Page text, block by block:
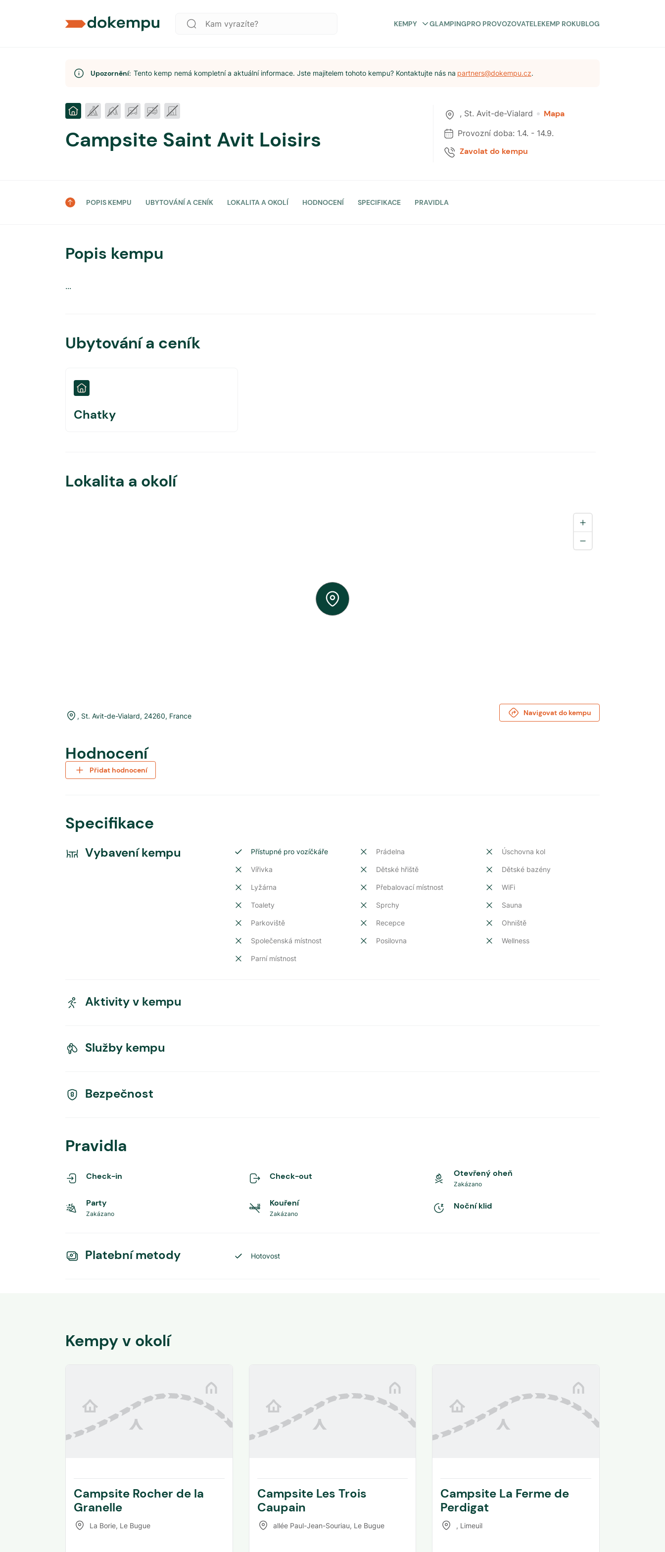
KEMPY GLAMPINGPRO PROVOZOVATELEKEMP ROKUBLOG
Upozornění: Tento kemp nemá kompletní a aktuální informace. Jste majitelem tohoto kempu? Kontaktujte nás na partners@dokempu.cz.
Campsite Saint Avit Loisirs
, St. Avit-de-Vialard Mapa
Provozní doba: 1.4. - 14.9.
Zavolat do kempu
POPIS KEMPU UBYTOVÁNÍ A CENÍK LOKALITA A OKOLÍ HODNOCENÍ SPECIFIKACE PRAVIDLA
Popis kempu
...
Ubytování a ceník
Chatky
Lokalita a okolí
, St. Avit-de-Vialard, 24260, France Navigovat do kempu
Hodnocení
Přidat hodnocení
Specifikace
Vybavení kempu Přístupné pro vozíčkáře Prádelna Úschovna kol
Vířivka Dětské hřiště Dětské bazény
Lyžárna Přebalovací místnost WiFi
Toalety Sprchy Sauna
Parkoviště Recepce Ohniště
Společenská místnost Posilovna Wellness
Parní místnost
Aktivity v kempu
Služby kempu
Bezpečnost
Pravidla
Check-in Check-out Otevřený oheň
Zakázano
Party
Zakázano
Kouření
Zakázano
Noční klid
Platební metody Hotovost
Kempy v okolí
Campsite Rocher de la
Granelle
La Borie, Le Bugue
Campsite Les Trois
Caupain
allée Paul-Jean-Souriau, Le Bugue
Campsite La Ferme de
Perdigat
, Limeuil